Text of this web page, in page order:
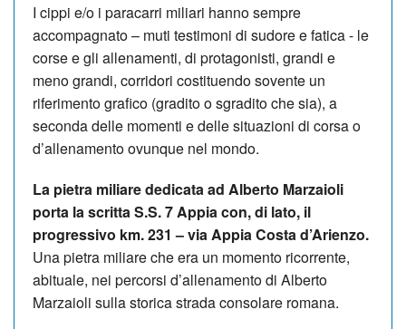
I cippi e/o i paracarri miliari hanno sempre
accompagnato – muti testimoni di sudore e fatica - le
corse e gli allenamenti, di protagonisti, grandi e
meno grandi, corridori costituendo sovente un
riferimento grafico (gradito o sgradito che sia), a
seconda delle momenti e delle situazioni di corsa o
d’allenamento ovunque nel mondo.
La pietra miliare dedicata ad Alberto Marzaioli
porta la scritta S.S. 7 Appia con, di lato, il
progressivo km. 231 – via Appia Costa d’Arienzo.
Una pietra miliare che era un momento ricorrente,
abituale, nei percorsi d’allenamento di Alberto
Marzaioli sulla storica strada consolare romana.